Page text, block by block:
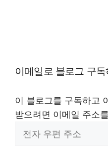
이메일로 블로그 구독
이 블로그를 구독하고
받으려면 이메일 주소